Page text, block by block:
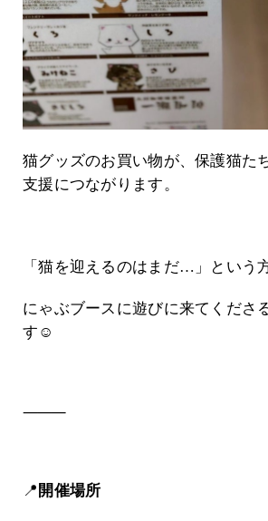
猫グッズのお買い物が、保護猫た
支援につながります。
「猫を迎えるのはまだ…」という
にゃぶブースに遊びに来てくださ
す☺️
⸻
📍 開催場所